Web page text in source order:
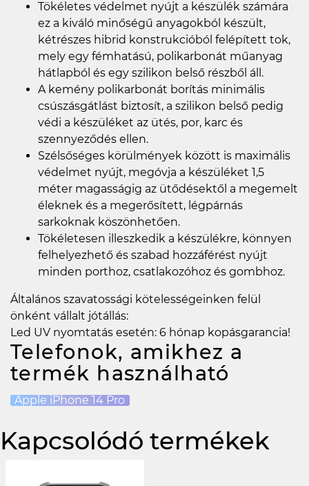
Tökéletes védelmet nyújt a készülék számára
ez a kiváló minőségű anyagokból készült,
kétrészes hibrid konstrukcióból felépített tok,
mely egy fémhatású, polikarbonát műanyag
hátlapból és egy szilikon belső részből áll.
A kemény polikarbonát borítás minimális
csúszásgátlást biztosít, a szilikon belső pedig
védi a készüléket az ütés, por, karc és
szennyeződés ellen.
Szélsőséges körülmények között is maximális
védelmet nyújt, megóvja a készüléket 1,5
méter magasságig az ütődésektől a megemelt
éleknek és a megerősített, légpárnás
sarkoknak köszönhetően.
Tökéletesen illeszkedik a készülékre, könnyen
felhelyezhető és szabad hozzáférést nyújt
minden porthoz, csatlakozóhoz és gombhoz.
Általános szavatossági kötelességeinken felül
önként vállalt jótállás:
Led UV nyomtatás esetén: 6 hónap kopásgarancia!
Telefonok, amikhez a
termék használható
Apple iPhone 14 Pro
Kapcsolódó termékek